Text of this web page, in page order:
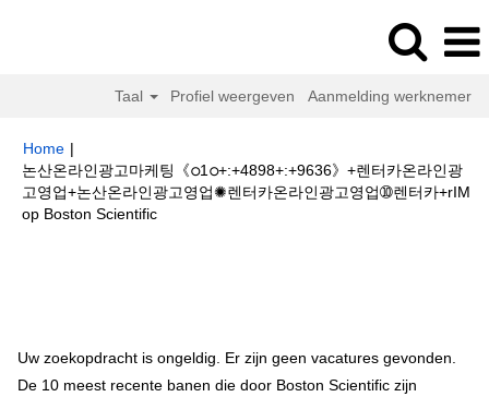
Taal Profiel weergeven Aanmelding werknemer
Home |
논산온라인광고마케팅《ഠ1ഠ+:+4898+:+9636》+렌터카온라인광
고영업+논산온라인광고영업✺렌터카온라인광고영업➉렌터카+rIM
op Boston Scientific(huidige
Uw zoekopdracht is ongeldig. Er zijn geen vacatures gevonden.
De 10 meest recente banen die door Boston Scientific zijn